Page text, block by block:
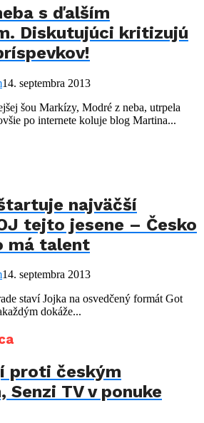
s ďalším
Diskutujúci kritizujú
14. septembra 2013
šou Markízy, Modré z neba, utrpela
po internete koluje blog Martina...
najväčší
tejto jesene – Česko
má talent
14. septembra 2013
staví Jojka na osvedčený formát Got
dokáže...
proti českým
Senzi TV v ponuke